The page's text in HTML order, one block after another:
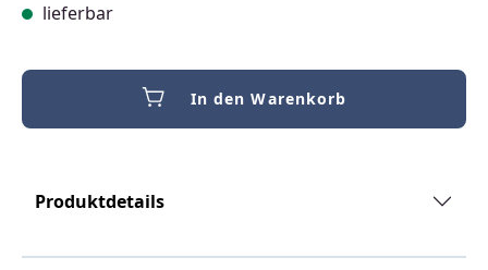
lieferbar
In den Warenkorb
Produktdetails